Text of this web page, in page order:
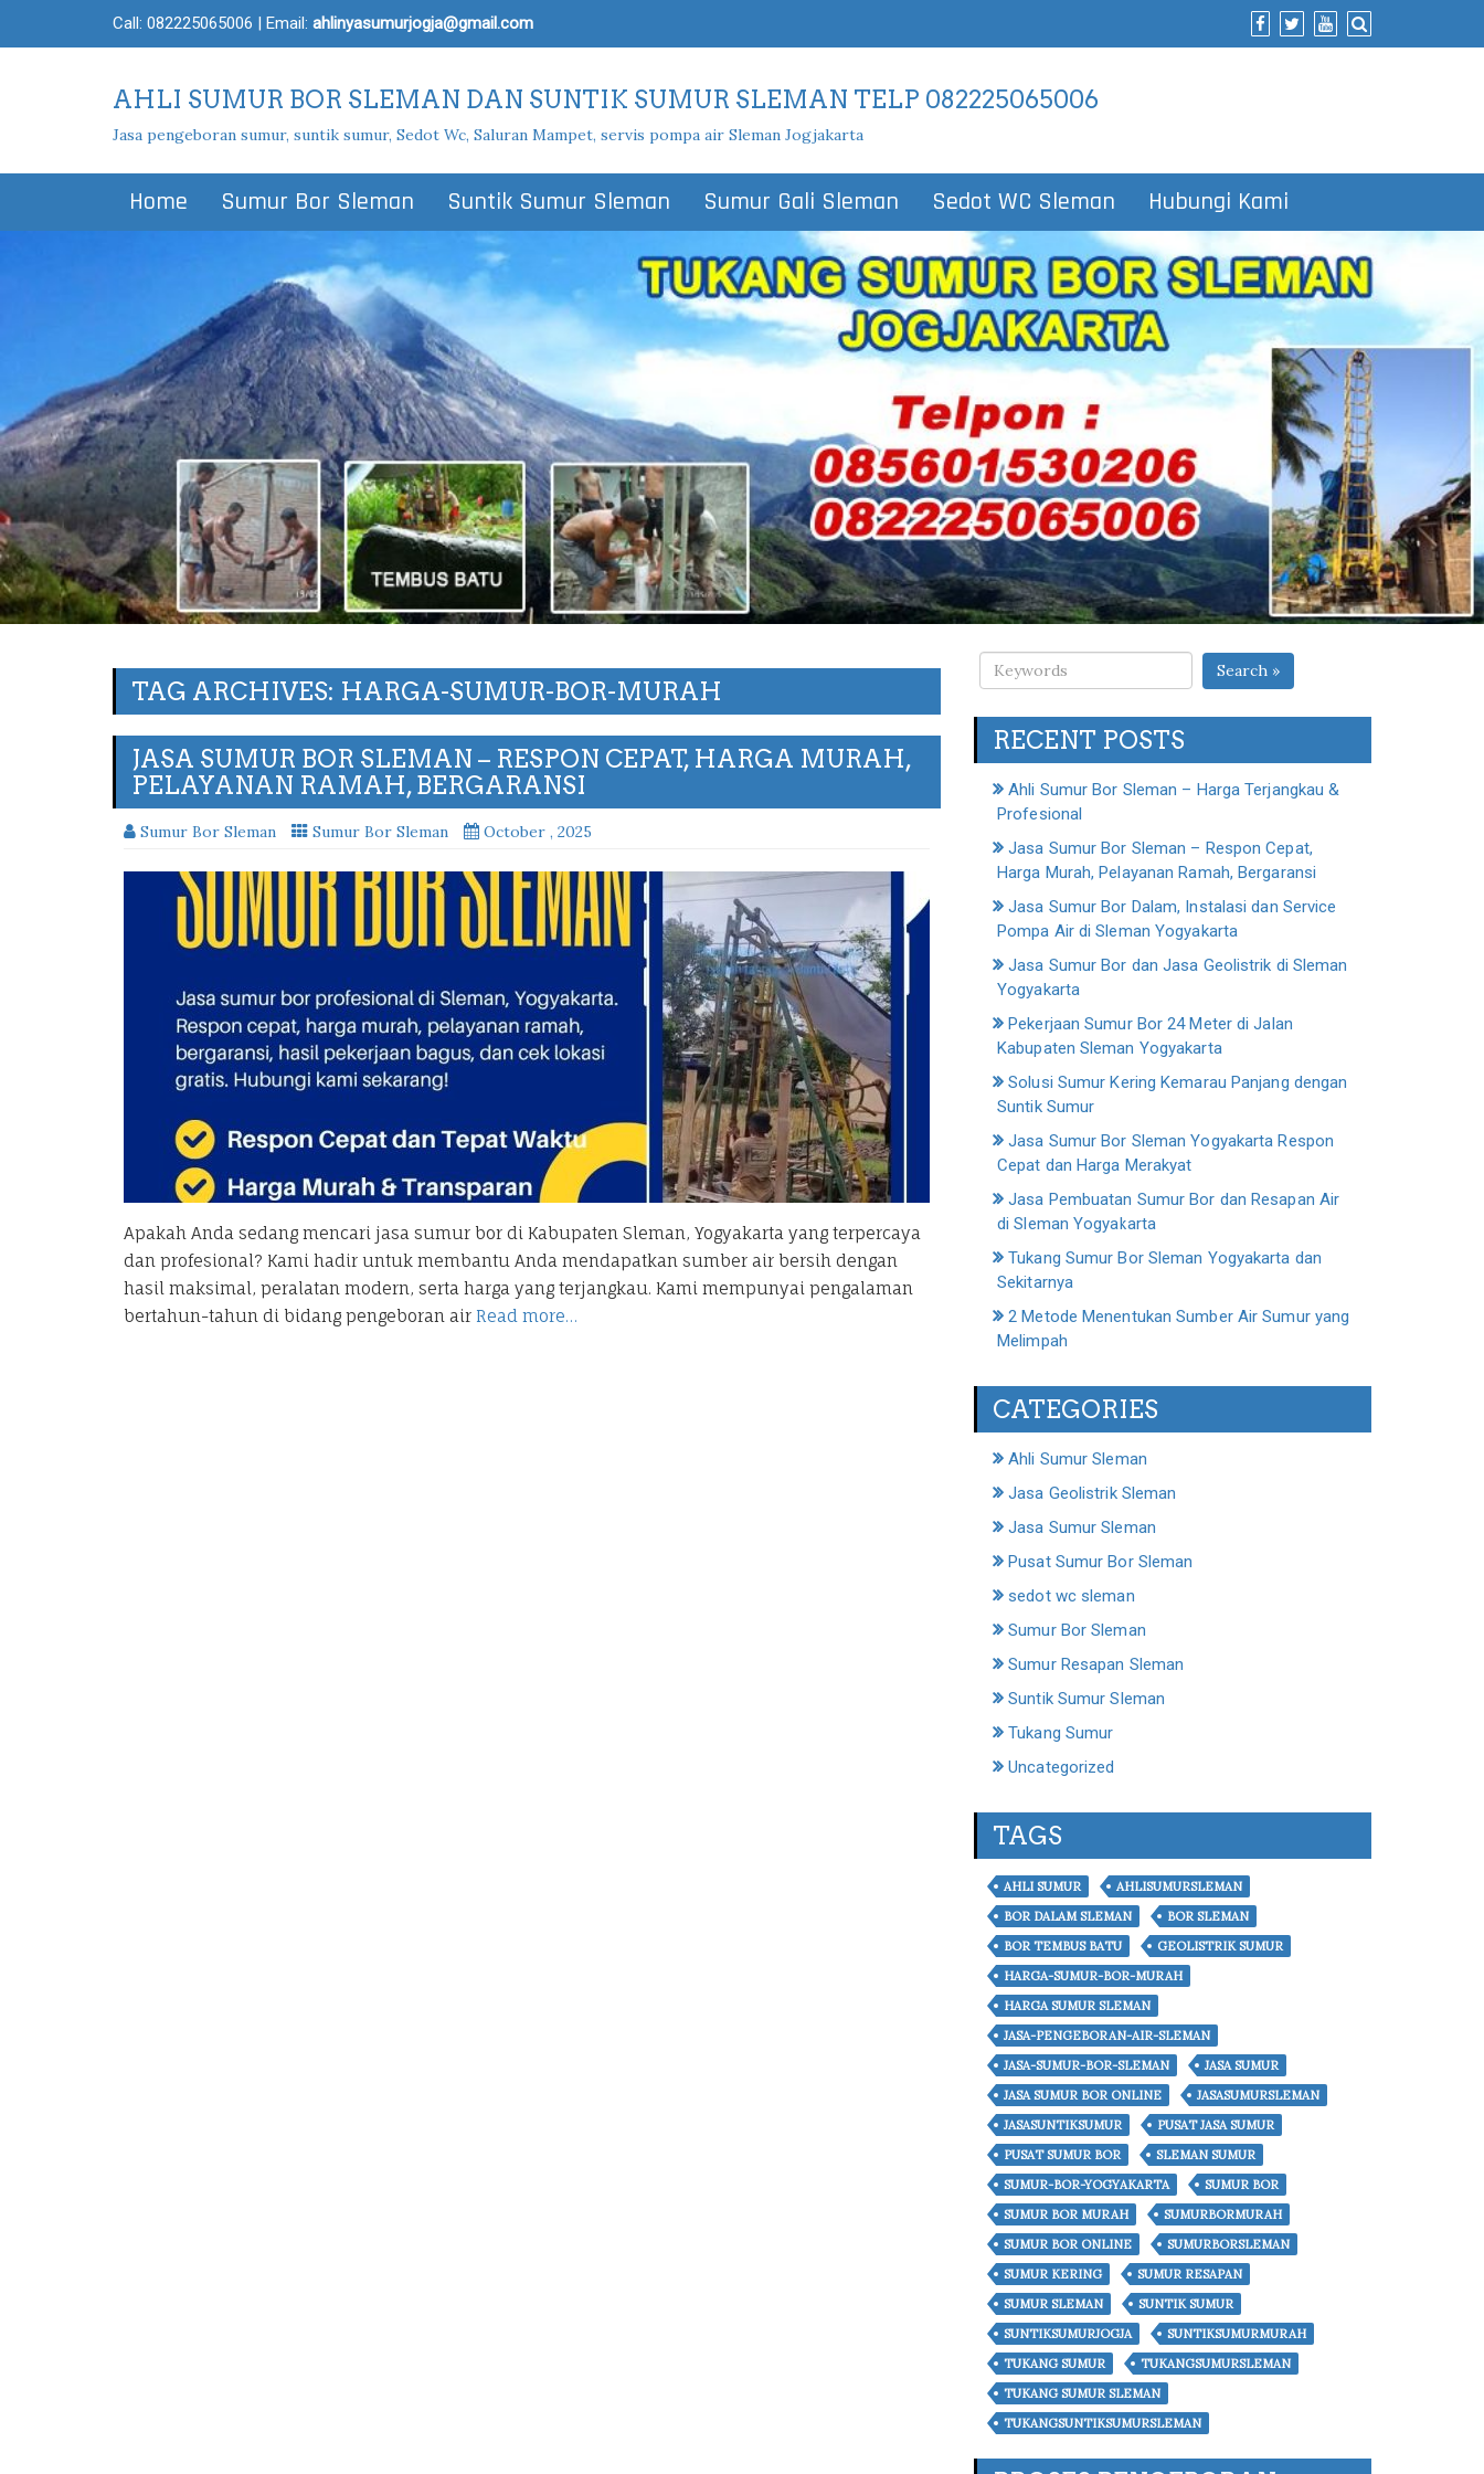
Call: 082225065006 | Email: ahlinyasumurjogja@gmail.com
AHLI SUMUR BOR SLEMAN DAN SUNTIK SUMUR SLEMAN TELP 082225065006
Jasa pengeboran sumur, suntik sumur, Sedot Wc, Saluran Mampet, servis pompa air Sleman Jogjakarta
Home Sumur Bor Sleman Suntik Sumur Sleman Sumur Gali Sleman Sedot WC Sleman Hubungi Kami
TAG ARCHIVES: HARGA-SUMUR-BOR-MURAH
JASA SUMUR BOR SLEMAN – RESPON CEPAT, HARGA MURAH,
PELAYANAN RAMAH, BERGARANSI
Sumur Bor Sleman Sumur Bor Sleman October , 2025
Apakah Anda sedang mencari jasa sumur bor di Kabupaten Sleman, Yogyakarta yang terpercaya
dan profesional? Kami hadir untuk membantu Anda mendapatkan sumber air bersih dengan
hasil maksimal, peralatan modern, serta harga yang terjangkau. Kami mempunyai pengalaman
bertahun-tahun di bidang pengeboran air Read more…
Search »
RECENT POSTS
Ahli Sumur Bor Sleman – Harga Terjangkau &
Profesional
Jasa Sumur Bor Sleman – Respon Cepat,
Harga Murah, Pelayanan Ramah, Bergaransi
Jasa Sumur Bor Dalam, Instalasi dan Service
Pompa Air di Sleman Yogyakarta
Jasa Sumur Bor dan Jasa Geolistrik di Sleman
Yogyakarta
Pekerjaan Sumur Bor 24 Meter di Jalan
Kabupaten Sleman Yogyakarta
Solusi Sumur Kering Kemarau Panjang dengan
Suntik Sumur
Jasa Sumur Bor Sleman Yogyakarta Respon
Cepat dan Harga Merakyat
Jasa Pembuatan Sumur Bor dan Resapan Air
di Sleman Yogyakarta
Tukang Sumur Bor Sleman Yogyakarta dan
Sekitarnya
2 Metode Menentukan Sumber Air Sumur yang
Melimpah
CATEGORIES
Ahli Sumur Sleman
Jasa Geolistrik Sleman
Jasa Sumur Sleman
Pusat Sumur Bor Sleman
sedot wc sleman
Sumur Bor Sleman
Sumur Resapan Sleman
Suntik Sumur Sleman
Tukang Sumur
Uncategorized
TAGS
AHLI SUMUR
AHLISUMURSLEMAN
BOR DALAM SLEMAN
BOR SLEMAN
BOR TEMBUS BATU
GEOLISTRIK SUMUR
HARGA-SUMUR-BOR-MURAH
HARGA SUMUR SLEMAN
JASA-PENGEBORAN-AIR-SLEMAN
JASA-SUMUR-BOR-SLEMAN
JASA SUMUR
JASA SUMUR BOR ONLINE
JASASUMURSLEMAN
JASASUNTIKSUMUR
PUSAT JASA SUMUR
PUSAT SUMUR BOR
SLEMAN SUMUR
SUMUR-BOR-YOGYAKARTA
SUMUR BOR
SUMUR BOR MURAH
SUMURBORMURAH
SUMUR BOR ONLINE
SUMURBORSLEMAN
SUMUR KERING
SUMUR RESAPAN
SUMUR SLEMAN
SUNTIK SUMUR
SUNTIKSUMURJOGJA
SUNTIKSUMURMURAH
TUKANG SUMUR
TUKANGSUMURSLEMAN
TUKANG SUMUR SLEMAN
TUKANGSUNTIKSUMURSLEMAN